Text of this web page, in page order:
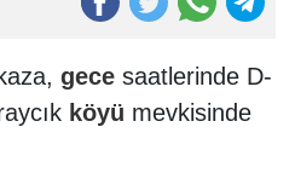
gece saatlerinde D-
köyü mevkisinde